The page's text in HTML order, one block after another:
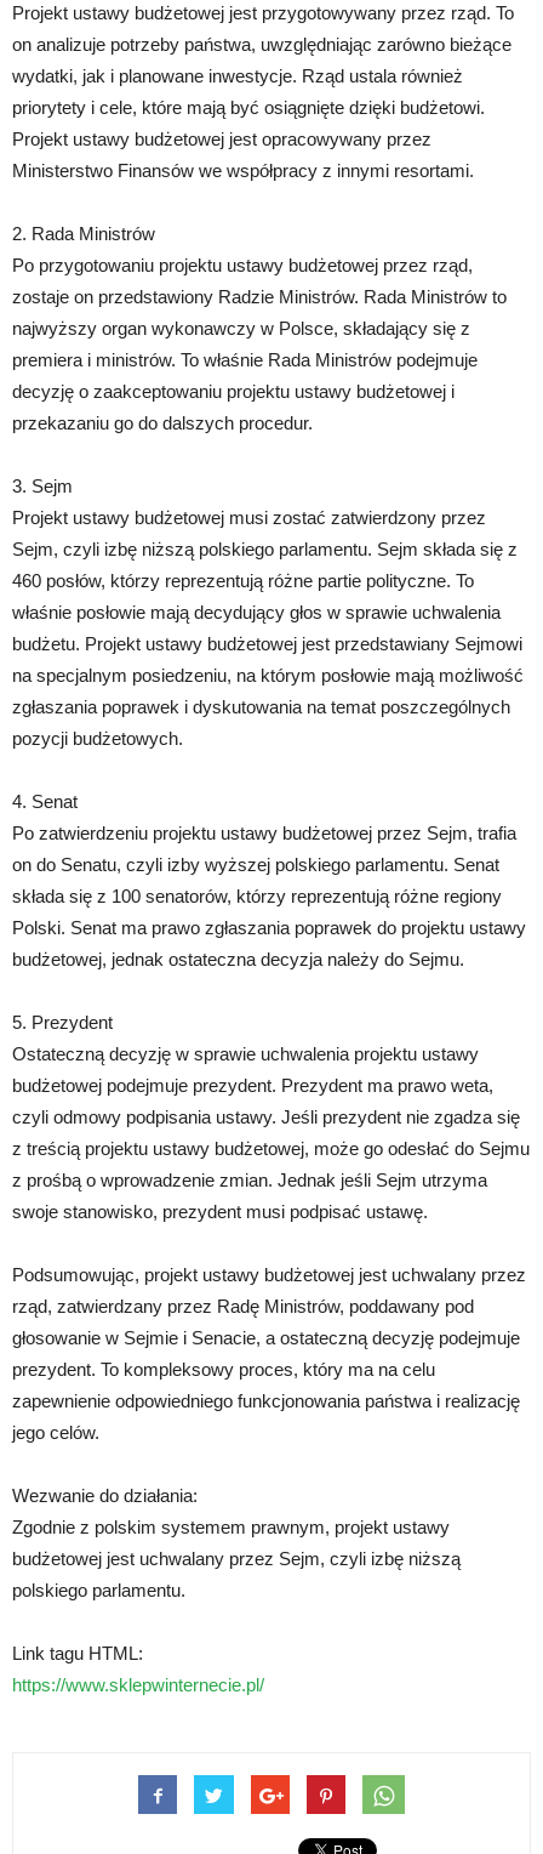
Projekt ustawy budżetowej jest przygotowywany przez rząd. To
on analizuje potrzeby państwa, uwzględniając zarówno bieżące
wydatki, jak i planowane inwestycje. Rząd ustala również
priorytety i cele, które mają być osiągnięte dzięki budżetowi.
Projekt ustawy budżetowej jest opracowywany przez
Ministerstwo Finansów we współpracy z innymi resortami.
2. Rada Ministrów
Po przygotowaniu projektu ustawy budżetowej przez rząd,
zostaje on przedstawiony Radzie Ministrów. Rada Ministrów to
najwyższy organ wykonawczy w Polsce, składający się z
premiera i ministrów. To właśnie Rada Ministrów podejmuje
decyzję o zaakceptowaniu projektu ustawy budżetowej i
przekazaniu go do dalszych procedur.
3. Sejm
Projekt ustawy budżetowej musi zostać zatwierdzony przez
Sejm, czyli izbę niższą polskiego parlamentu. Sejm składa się z
460 posłów, którzy reprezentują różne partie polityczne. To
właśnie posłowie mają decydujący głos w sprawie uchwalenia
budżetu. Projekt ustawy budżetowej jest przedstawiany Sejmowi
na specjalnym posiedzeniu, na którym posłowie mają możliwość
zgłaszania poprawek i dyskutowania na temat poszczególnych
pozycji budżetowych.
4. Senat
Po zatwierdzeniu projektu ustawy budżetowej przez Sejm, trafia
on do Senatu, czyli izby wyższej polskiego parlamentu. Senat
składa się z 100 senatorów, którzy reprezentują różne regiony
Polski. Senat ma prawo zgłaszania poprawek do projektu ustawy
budżetowej, jednak ostateczna decyzja należy do Sejmu.
5. Prezydent
Ostateczną decyzję w sprawie uchwalenia projektu ustawy
budżetowej podejmuje prezydent. Prezydent ma prawo weta,
czyli odmowy podpisania ustawy. Jeśli prezydent nie zgadza się
z treścią projektu ustawy budżetowej, może go odesłać do Sejmu
z prośbą o wprowadzenie zmian. Jednak jeśli Sejm utrzyma
swoje stanowisko, prezydent musi podpisać ustawę.
Podsumowując, projekt ustawy budżetowej jest uchwalany przez
rząd, zatwierdzany przez Radę Ministrów, poddawany pod
głosowanie w Sejmie i Senacie, a ostateczną decyzję podejmuje
prezydent. To kompleksowy proces, który ma na celu
zapewnienie odpowiedniego funkcjonowania państwa i realizację
jego celów.
Wezwanie do działania:
Zgodnie z polskim systemem prawnym, projekt ustawy
budżetowej jest uchwalany przez Sejm, czyli izbę niższą
polskiego parlamentu.
Link tagu HTML:
https://www.sklepwinternecie.pl/